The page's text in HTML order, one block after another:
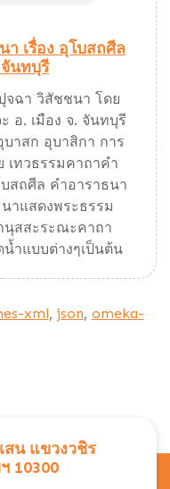
เรื่อง อุโบสถศีล
นทบุรี
จฉา วิสัชชนา โดย
อ. เมือง จ. จันทบุรี
าสก อุบาสิกา การ
เทวธรรมคาถาคำ
สถศีล คำอาราธนา
าแสดงพระธรรม
นุสสะระณะคาถา
ำแบบต่างๆเป็นต้น
xml, json, omeka-
น แขวงวชิร
10300